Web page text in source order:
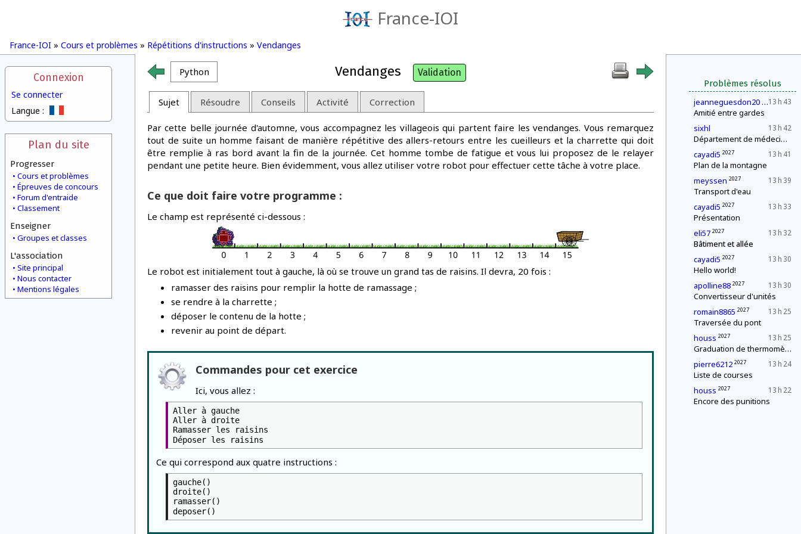
France-IOI
France-IOI » Cours et problèmes » Répétitions d'instructions » Vendanges
Connexion
Se connecter
Langue :
Plan du site
Progresser
Cours et problèmes
Épreuves de concours
Forum d'entraide
Classement
Enseigner
Groupes et classes
L'association
Site principal
Nous contacter
Mentions légales
Problèmes résolus
13 h 43
jeanneguesdon20 2027
Amitié entre gardes
13 h 42
sixhl
Département de médecine : contrôle d'une épidémie
13 h 41
cayadi5 2027
Plan de la montagne
13 h 39
meyssen 2027
Transport d'eau
13 h 33
cayadi5 2027
Présentation
13 h 32
eli57 2027
Bâtiment et allée
13 h 30
cayadi5 2027
Hello world!
13 h 30
apolline88 2027
Convertisseur d'unités
13 h 25
romain8865 2027
Traversée du pont
13 h 25
houss 2027
Graduation de thermomètres
13 h 24
pierre6212 2027
Liste de courses
13 h 22
houss 2027
Encore des punitions
Python Vendanges Validation
Sujet Résoudre Conseils Activité Correction
Par cette belle journée d'automne, vous accompagnez les villageois qui partent faire les vendanges. Vous remarquez
tout de suite un homme faisant de manière répétitive des allers-retours entre les cueilleurs et la charrette qui doit
être remplie à ras bord avant la fin de la journée. Cet homme tombe de fatigue et vous lui proposez de le relayer
pendant une petite heure. Bien évidemment, vous allez utiliser votre robot pour effectuer cette tâche à votre place.
Ce que doit faire votre programme :
Le champ est représenté ci-dessous :
Le robot est initialement tout à gauche, là où se trouve un grand tas de raisins. Il devra, 20 fois :
ramasser des raisins pour remplir la hotte de ramassage ;
se rendre à la charrette ;
déposer le contenu de la hotte ;
revenir au point de départ.
Commandes pour cet exercice
Ici, vous allez :
Aller à gauche
Aller à droite
Ramasser les raisins
Déposer les raisins
Ce qui correspond aux quatre instructions :
gauche()
droite()
ramasser()
deposer()